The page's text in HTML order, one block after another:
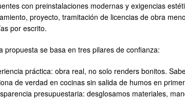
con preinstalaciones modernas y exigencias
proyecto, tramitación de licencias de obra
por escrito.
propuesta se basa en tres pilares de confianza:
práctica: obra real, no solo renders bonitos.
de verdad en cocinas sin salida de humos en
presupuestaria: desglosamos materiales,